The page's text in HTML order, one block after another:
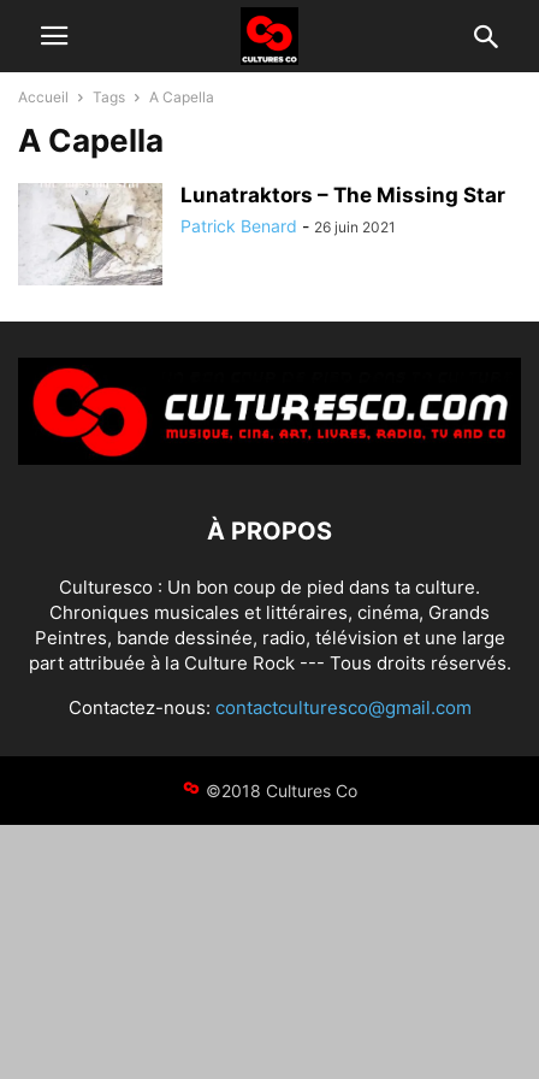
Accueil Tags A Capella
A Capella
Lunatraktors – The Missing Star
Patrick Benard - 26 juin 2021
À PROPOS
Culturesco : Un bon coup de pied dans ta culture.
Chroniques musicales et littéraires, cinéma, Grands
Peintres, bande dessinée, radio, télévision et une large
part attribuée à la Culture Rock --- Tous droits réservés.
Contactez-nous: contactculturesco@gmail.com
©2018 Cultures Co